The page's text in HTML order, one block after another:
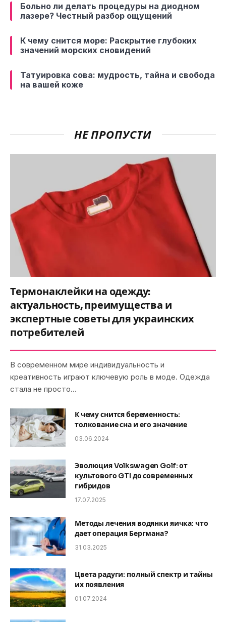
Больно ли делать процедуры на диодном
лазере? Честный разбор ощущений
К чему снится море: Раскрытие глубоких
значений морских сновидений
Татуировка сова: мудрость, тайна и свобода
на вашей коже
НЕ ПРОПУСТИ
Термонаклейки на одежду:
актуальность, преимущества и
экспертные советы для украинских
потребителей
В современном мире индивидуальность и
креативность играют ключевую роль в моде. Одежда
стала не просто…
К чему снится беременность:
толкование сна и его значение
03.06.2024
Эволюция Volkswagen Golf: от
культового GTI до современных
гибридов
17.07.2025
Методы лечения водянки яичка: что
дает операция Бергмана?
31.03.2025
Цвета радуги: полный спектр и тайны
их появления
01.07.2024